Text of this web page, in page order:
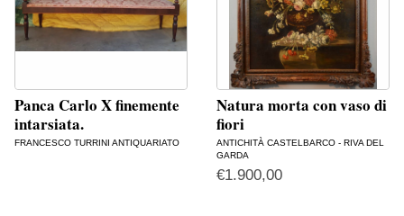
Panca Carlo X finemente
intarsiata.
FRANCESCO TURRINI ANTIQUARIATO
Natura morta con vaso di
fiori
ANTICHITÀ CASTELBARCO - RIVA DEL
GARDA
€1.900,00